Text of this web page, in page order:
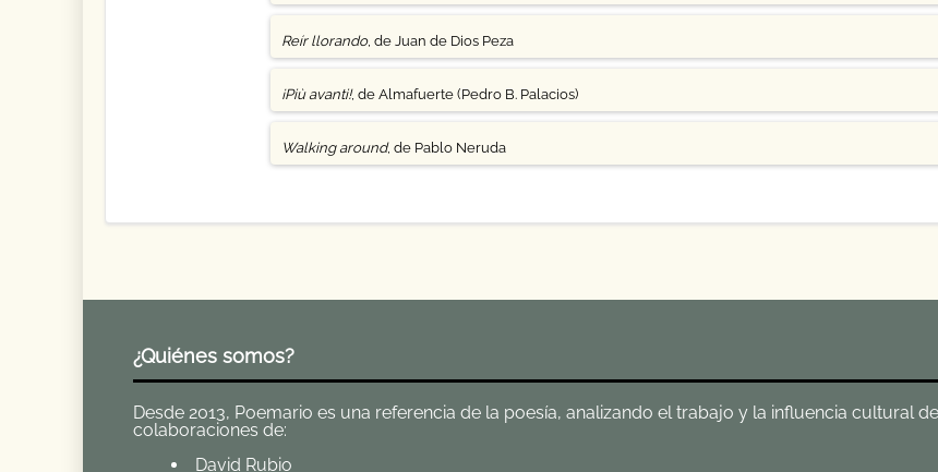
Reír llorando, de Juan de Dios Peza
¡Più avanti!, de Almafuerte (Pedro B. Palacios)
Walking around, de Pablo Neruda
¿Quiénes somos?
Desde 2013, Poemario es una referencia de la poesía, analizando el trabajo y la influencia cultural
colaboraciones de:
David Rubio